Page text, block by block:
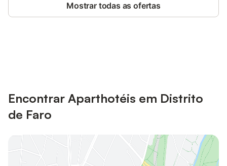
Mostrar todas as ofertas
Encontrar Aparthotéis em Distrito
de Faro